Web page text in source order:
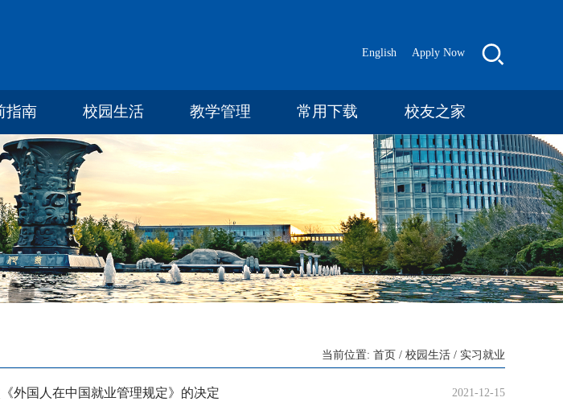
English Apply Now
指南 校园生活 教学管理 常用下载 校友之家
当前位置: 首页 / 校园生活 / 实习就业
2021-12-15
外国人在中国就业管理规定》的决定